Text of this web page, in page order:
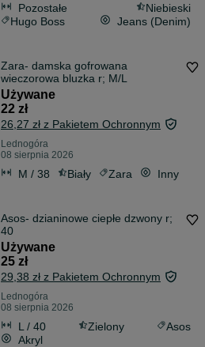
Pozostałe
Niebieski
Hugo Boss
Jeans (Denim)
Zara- damska gofrowana
wieczorowa bluzka r; M/L
Używane
22 zł
26,27 zł z Pakietem Ochronnym
Lednogóra
08 sierpnia 2026
M / 38 Biały Zara Inny
Asos- dzianinowe ciepłe dzwony r;
40
Używane
25 zł
29,38 zł z Pakietem Ochronnym
Lednogóra
08 sierpnia 2026
L / 40 Zielony
Asos
Akryl